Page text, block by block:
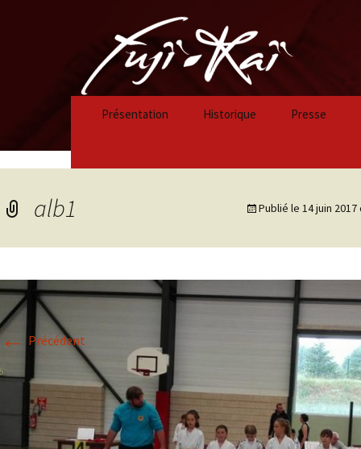
Présentation Historique
Historique 2019/2020
Historique 2018/2019
Historique 2017-2018
Historique 2016-2017
Historique 2015-2016
Presse
alb1 Publié le 14 juin 2017
← Précédent